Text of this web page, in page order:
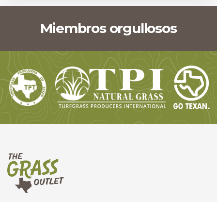
Miembros orgullosos